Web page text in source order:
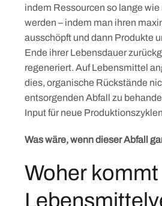
indem Ressourcen so lange
werden – indem man ihren
ausschöpft und dann Produkte
Ende ihrer Lebensdauer
regeneriert. Auf Lebensmittel
dies, organische Rückstände
entsorgenden Abfall zu
Input für neue
Was wäre, wenn dieser Abfall
Woher